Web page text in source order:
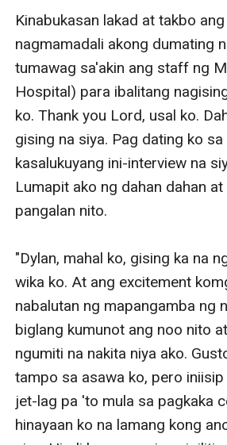
Kinabukasan lakad at takbo
nagmamadali akong dumating
tumawag sa'akin ang staff ng
Hospital) para ibalitang
ko. Thank you Lord, usal ko.
gising na siya. Pag dating ko
kasalukuyang ini-interview na
Lumapit ako ng dahan dahan
pangalan nito.
"Dylan, mahal ko, gising ka na
wika ko. At ang excitement
nabalutan ng mapangamba ng
biglang kumunot ang noo nito
ngumiti na nakita niya ako.
tampo sa asawa ko, pero
jet-lag pa 'to mula sa pagkaka
hinayaan ko na lamang kong